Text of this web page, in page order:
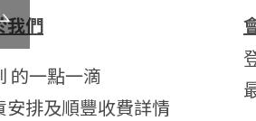
我們
的一點一滴
安排及順豐收費詳情